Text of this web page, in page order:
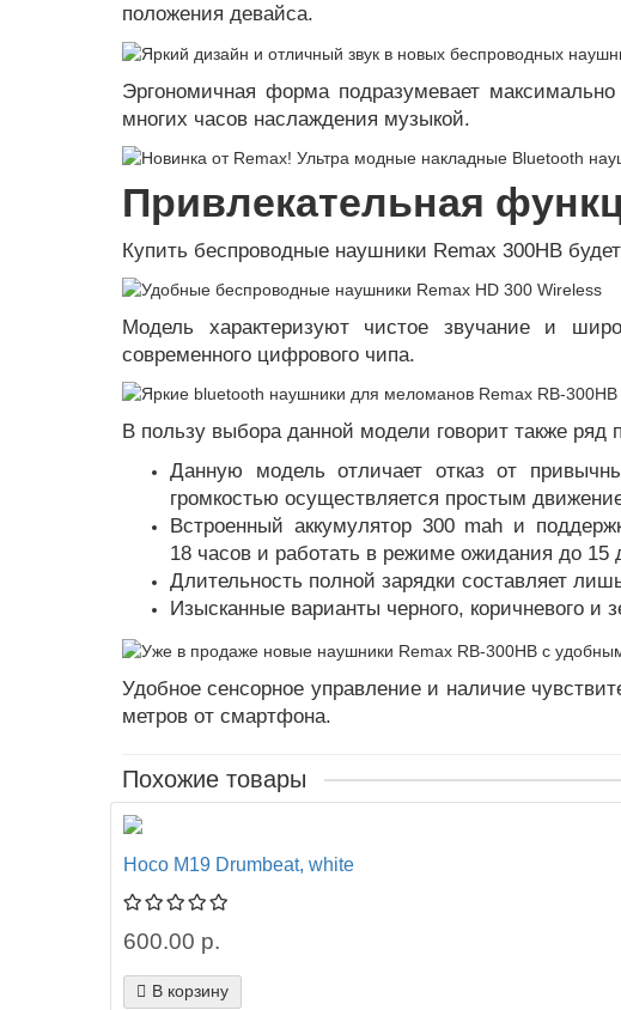
положения девайса.
Эргономичная форма подразумевает
многих часов наслаждения музыкой.
Привлекательная
Купить беспроводные наушники Remax 300HB
Модель характеризуют чистое звучание и
современного цифрового чипа.
В пользу выбора данной модели говорит также ряд
Данную модель отличает отказ от
громкостью осуществляется простым
Встроенный аккумулятор 300 mah и
18 часов и работать в режиме ожидания до 15
Длительность полной зарядки составляет
Изысканные варианты черного, коричневого и
Удобное сенсорное управление и наличие
метров от смартфона.
Похожие товары
Hoco M19 Drumbeat, white
600.00 р.
В корзину